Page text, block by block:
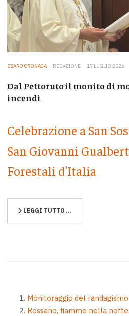
ESARO CRONACA REDAZIONE 17 LUGLIO 2026
Dal Pettoruto il monito di
incendi
Celebrazione a San
San Giovanni
Forestali d'Italia
LEGGI TUTTO …
Monitoraggio del
Rossano, fiamme nella